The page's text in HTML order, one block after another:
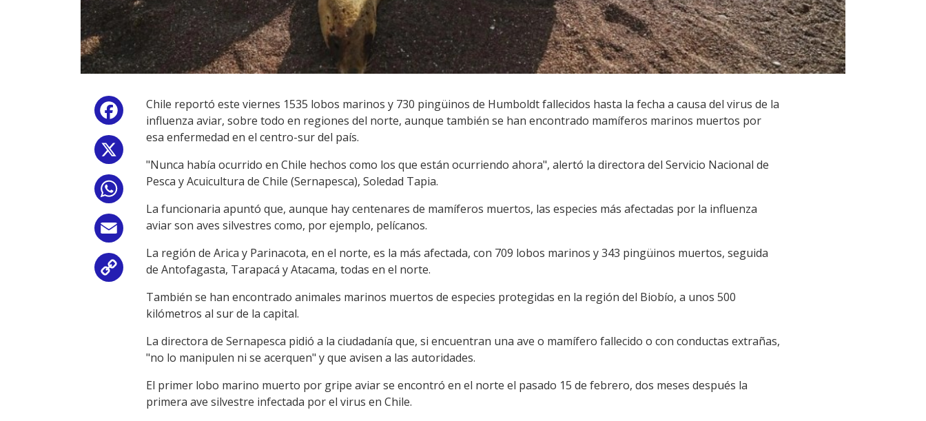
Facebook
WhatsApp
Email
Copy
Link
Chile reportó este viernes 1535 lobos marinos y 730 pingüinos de Humboldt fallecidos hasta la fecha a causa del virus de la
influenza aviar, sobre todo en regiones del norte, aunque también se han encontrado mamíferos marinos muertos por
esa enfermedad en el centro-sur del país.
"Nunca había ocurrido en Chile hechos como los que están ocurriendo ahora", alertó la directora del Servicio Nacional de
Pesca y Acuicultura de Chile (Sernapesca), Soledad Tapia.
La funcionaria apuntó que, aunque hay centenares de mamíferos muertos, las especies más afectadas por la influenza
aviar son aves silvestres como, por ejemplo, pelícanos.
La región de Arica y Parinacota, en el norte, es la más afectada, con 709 lobos marinos y 343 pingüinos muertos, seguida
de Antofagasta, Tarapacá y Atacama, todas en el norte.
También se han encontrado animales marinos muertos de especies protegidas en la región del Biobío, a unos 500
kilómetros al sur de la capital.
La directora de Sernapesca pidió a la ciudadanía que, si encuentran una ave o mamífero fallecido o con conductas extrañas,
"no lo manipulen ni se acerquen" y que avisen a las autoridades.
El primer lobo marino muerto por gripe aviar se encontró en el norte el pasado 15 de febrero, dos meses después la
primera ave silvestre infectada por el virus en Chile.